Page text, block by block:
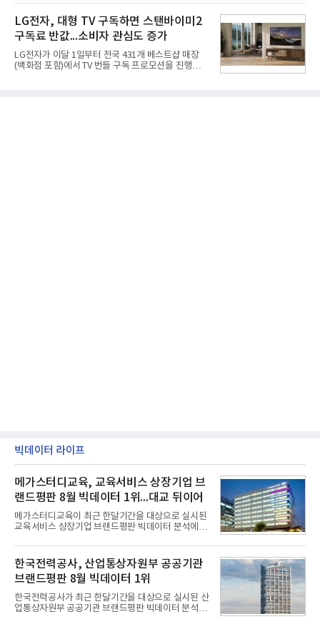
은 4884억
는 2035년까지 총 15GW(기가와트) 규모의 AI DC를
구축하겠다는 대형 청사진을 제시하면서다. 이에 따
라 경쟁 구도 역시 이동통신사인 KT, LG유플러스를
넘어 네이버, 삼성SDS 등 IT 인프라 기업으로 확장되
고 있다.7일 SK텔레콤에 따르면 회사는 올해 2분기
연결 기준 매출 4조 3591억원, 영업이익 5660억원을
기록했다. 매출은 전년 동기 대비 0.5%, 영업이익은
LG전자, 대형 TV 구독하면 스탠바이미2
구독료 반값...소비자 관심도 증가
LG전자가 이달 1일부터 전국 431개 베스트샵 매장
(백화점 포함)에서 TV 번들 구독 프로모션을 진행하고
빅데이터 라이프
메가스터디교육, 교육서비스 상장기업 브
랜드평판 8월 빅데이터 1위...대교 뒤이어
메가스터디교육이 최근 한달기간을 대상으로 실시된
교육서비스 상장기업 브랜드평판 빅데이터 분석에서
일 한국기업평판연구소(소장 구창환)는 국내 교육서
비스 상장기업 브랜드를 대상으로 지난 7월 7일부터
8월 7일까지 수집된 소비자 빅데이터 10,074,233건
을 분석한 결과, 메가스터디교육이 브랜드평판지수
1,710,926을 기록하며 8월 1위에 올랐다고 밝혔다.
분석에 활용된 빅데이터는 지난 7월(9,491,206건) 대
비 6.14% 증가한 수치로, 교육서비스 상장기업 브랜
한국전력공사, 산업통상자원부 공공기관
브랜드평판 8월 빅데이터 1위
한국전력공사가 최근 한달기간을 대상으로 실시된 산
업통상자원부 공공기관 브랜드평판 빅데이터 분석에